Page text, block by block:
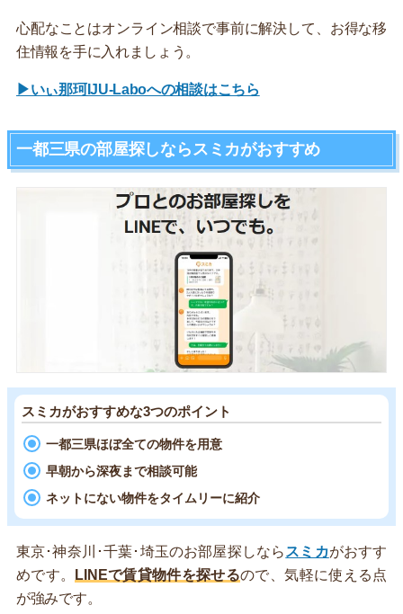
心配なことはオンライン相談で事前に解決して、お得な移
住情報を手に入れましょう。
▶いぃ那珂IJU-Laboへの相談はこちら
一都三県の部屋探しならスミカがおすすめ
スミカがおすすめな3つのポイント
一都三県ほぼ全ての物件を用意
早朝から深夜まで相談可能
ネットにない物件をタイムリーに紹介
東京･神奈川･千葉･埼玉のお部屋探しなら スミカがおすす
めです。
LINEで賃貸物件を探せるので、気軽に使える点
が強みです。